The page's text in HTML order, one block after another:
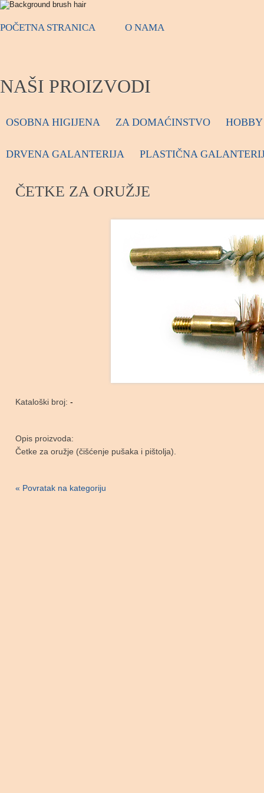
POČETNA STRANICA O NAMA
NAŠI PROIZVODI
OSOBNA HIGIJENA ZA DOMAĆINSTVO
DRVENA GALANTERIJA PLASTIČNA
ČETKE ZA ORUŽJE
Kataloški broj: -
Opis proizvoda:
Četke za oružje (čišćenje pušaka i pištolja).
« Povratak na kategoriju